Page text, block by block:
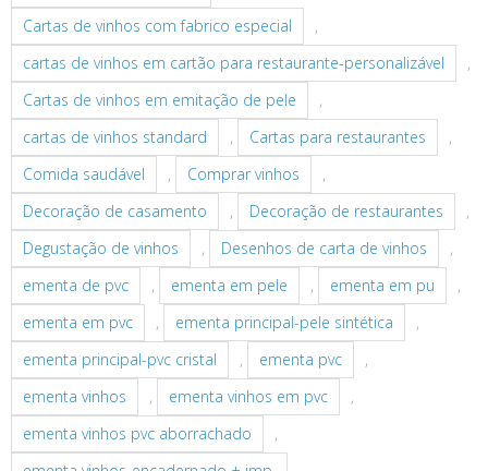
Cartas de vinhos com fabrico especial
,
cartas de vinhos em cartão para restaurante-personalizável
,
Cartas de vinhos em emitação de pele
,
cartas de vinhos standard
, Cartas para restaurantes
,
Comida saudável
, Comprar vinhos
,
Decoração de casamento
, Decoração de restaurantes
,
Degustação de vinhos
, Desenhos de carta de vinhos
,
ementa de pvc
, ementa em pele , ementa em pu
,
ementa em pvc
, ementa principal-pele sintética
,
ementa principal-pvc cristal
, ementa pvc
,
ementa vinhos
, ementa vinhos em pvc
,
ementa vinhos pvc aborrachado
,